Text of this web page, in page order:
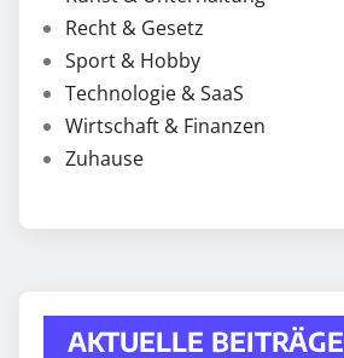
Recht & Gesetz
Sport & Hobby
Technologie & SaaS
Wirtschaft & Finanzen
Zuhause
AKTUELLE BEITRÄGE